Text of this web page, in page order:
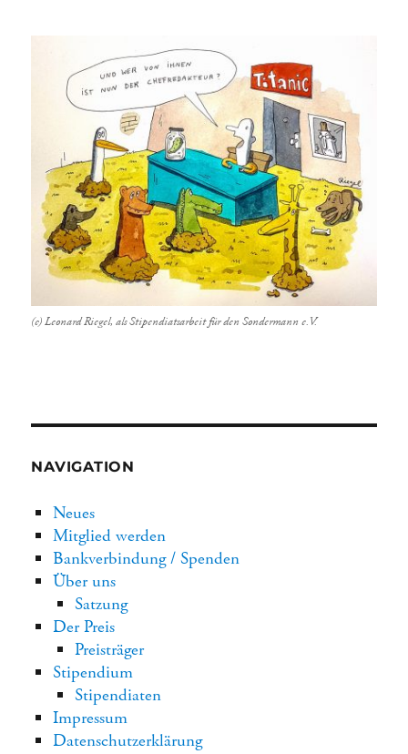
(c) Leonard Riegel, als Stipendiatsarbeit für den Sondermann e.V.
NAVIGATION
Neues
Mitglied werden
Bankverbindung / Spenden
Über uns
Satzung
Der Preis
Preisträger
Stipendium
Stipendiaten
Impressum
Datenschutzerklärung